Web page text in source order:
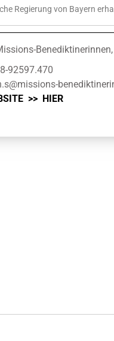
Regierung von Bayern
92597.470
>> HIER